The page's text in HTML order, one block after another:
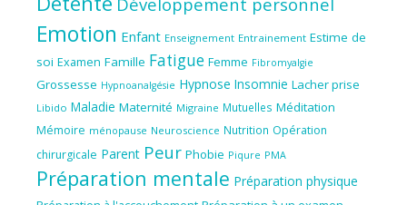
Emotion Enfant Enseignement Entrainement Estime de
soi Examen Famille Fatigue Femme Fibromyalgie
Grossesse Hypnoanalgésie Hypnose Insomnie Lacher prise
Libido Maladie Maternité Migraine Mutuelles Méditation
Mémoire ménopause Neuroscience Nutrition Opération
chirurgicale Parent Peur Phobie Piqure PMA
Préparation mentale Préparation physique